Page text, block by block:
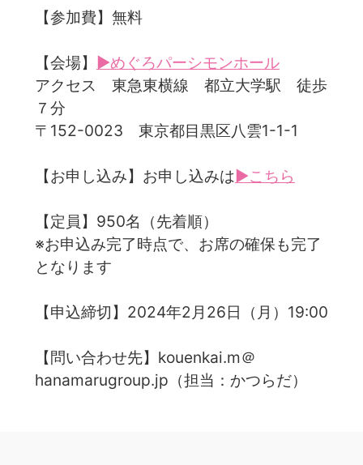
【参加費】無料
【会場】 ▶めぐろパーシモンホール
アクセス 東急東横線 都立大学駅 徒歩
７分
〒152-0023 東京都目黒区八雲1-1-1
【お申し込み】お申し込みは▶こちら
【定員】950名（先着順）
※お申込み完了時点で、お席の確保も完了
となります
【申込締切】2024年2月26日（月）19:00
【問い合わせ先】kouenkai.m＠
hanamarugroup.jp（担当：かつらだ）